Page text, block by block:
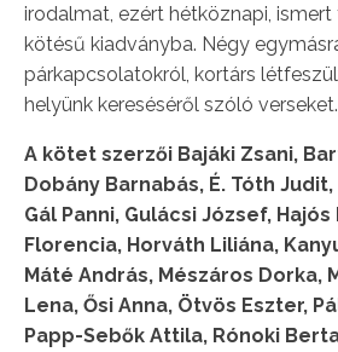
irodalmat, ezért hétköznapi,
kötésű kiadványba. Négy
párkapcsolatokról, kortárs
helyünk kereséséről szóló verseket.
A kötet szerzői Bajáki Zsani,
Dobány Barnabás, É. Tóth
Gál Panni, Gulácsi József,
Florencia, Horváth Liliána,
Máté András, Mészáros Dorka,
Lena, Ősi Anna, Ötvös Eszter,
Papp-Sebők Attila, Rónoki